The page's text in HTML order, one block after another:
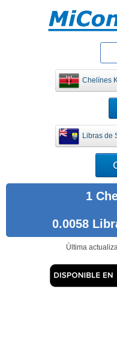
Chelínes
Libras de
1
0.0058
Última